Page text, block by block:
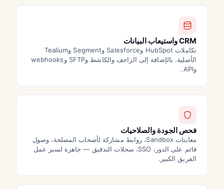
CRM واستيعاب البيانات
تكاملات HubSpot وSalesforce وSegment وTealium
الأصلية. بالإضافة إلى الزاحف والكاشط وSFTP وwebhooks
وAPI.
فحص الجودة والصلاحيات
معاينات Sandbox، روابط مشاركة لأصحاب المصلحة، وصول
قائم على الدور، SSO، سجلات التدقيق — جاهزة لسير عمل
الفريق الكبير.